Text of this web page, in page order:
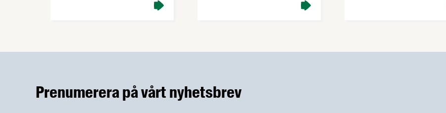
ergonomiska aspekter eller
Arbetsmiljöverkets
föreskrifter AFS 2023:15 …
näringsgrensindelning (SNI-
siffror jämförs.
arbetsmiljölagen framgår
Prenumerera på vårt nyhetsbrev